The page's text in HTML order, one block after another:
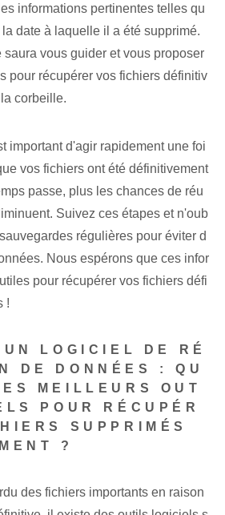
informations pertinentes telles qu
date à laquelle il a été supprimé.
saura vous guider et vous proposer
pour récupérer vos fichiers définitiv
corbeille.
important d'agir rapidement une foi
vos fichiers ont été définitivement
passe, plus les chances de réu
Suivez ces étapes et n'oub
régulières pour éviter d
Nous espérons que ces infor
pour récupérer vos fichiers défi
!
LOGICIEL DE RÉ
DE DONNÉES : QU
MEILLEURS OUT
POUR RÉCUPÉR
SUPPRIMÉS
?
des fichiers importants en raison